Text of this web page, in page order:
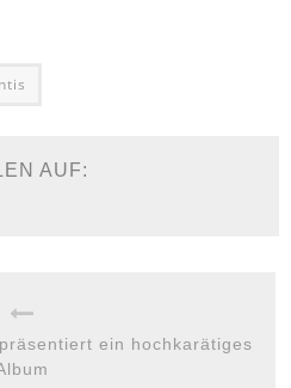
AUF:
ein hochkarätiges